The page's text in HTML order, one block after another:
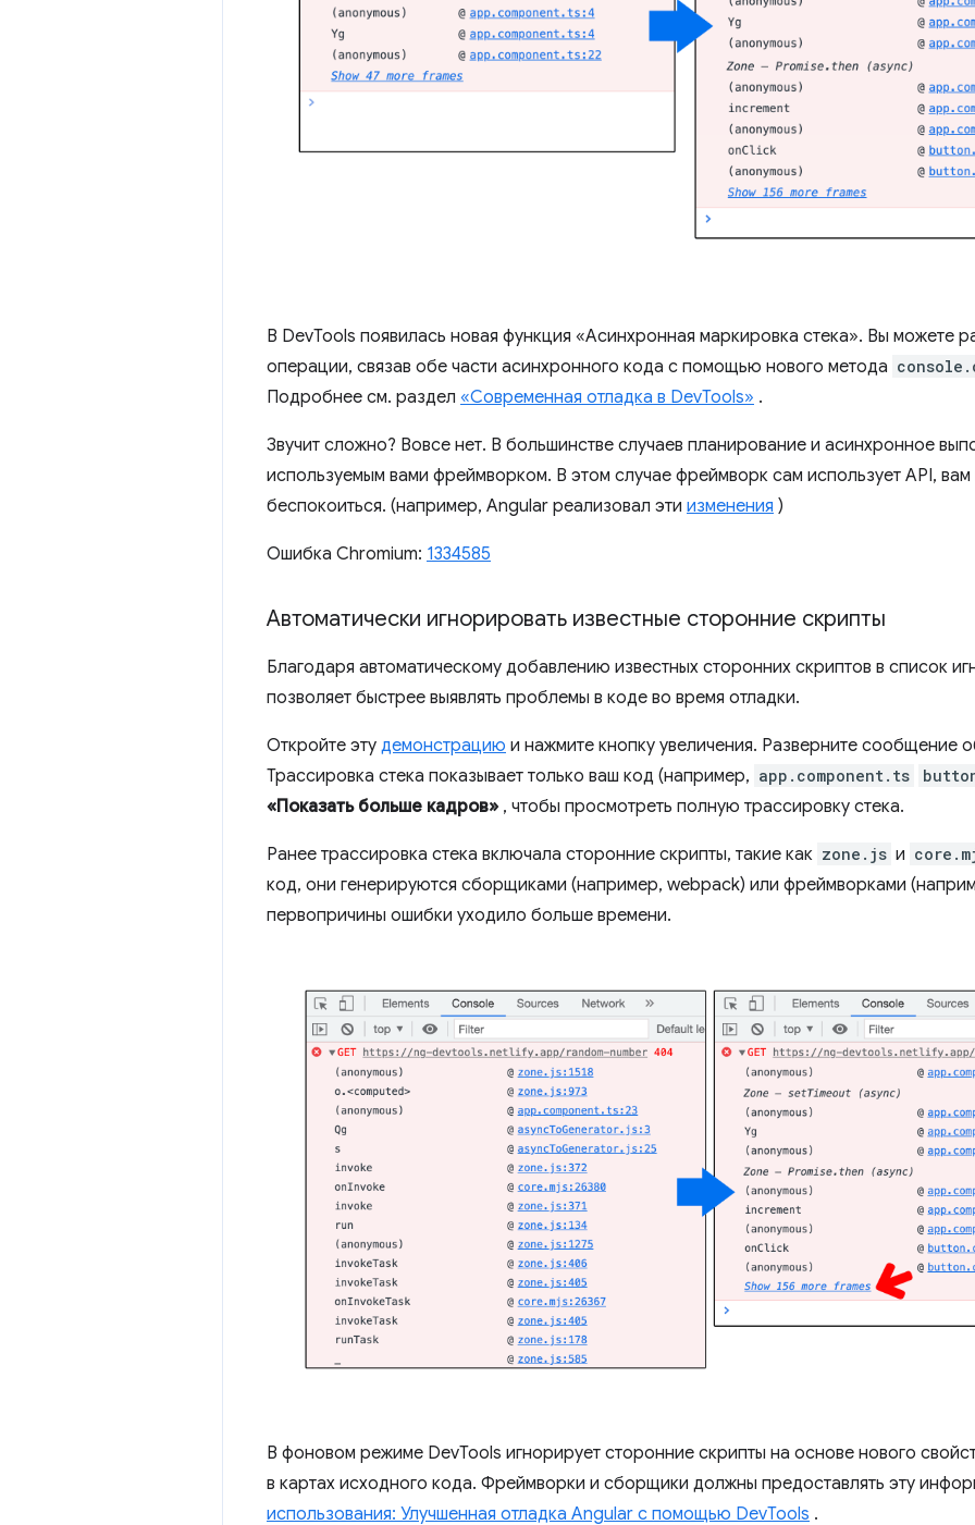
В DevTools появилась новая функция «Асинхронная маркировка стека». Вы можете
операции, связав обе части асинхронного кода с помощью нового метода
Подробнее см. раздел «Современная отладка в DevTools» .
Звучит сложно? Вовсе нет. В большинстве случаев планирование и асинхронное
используемым вами фреймворком. В этом случае фреймворк сам использует API,
беспокоиться. (например, Angular реализовал эти изменения )
Ошибка Chromium: 1334585
Автоматически игнорировать известные сторонние скрипты
Благодаря автоматическому добавлению известных сторонних скриптов в список
позволяет быстрее выявлять проблемы в коде во время отладки.
Откройте эту демонстрацию и нажмите кнопку увеличения. Разверните сообщение
Трассировка стека показывает только ваш код (например, app.component.ts
«Показать больше кадров» , чтобы просмотреть полную трассировку стека.
Ранее трассировка стека включала сторонние скрипты, такие как zone.js и
код, они генерируются сборщиками (например, webpack) или фреймворками
первопричины ошибки уходило больше времени.
В фоновом режиме DevTools игнорирует сторонние скрипты на основе нового
в картах исходного кода. Фреймворки и сборщики должны предоставлять эту
использования: Улучшенная отладка Angular с помощью DevTools .